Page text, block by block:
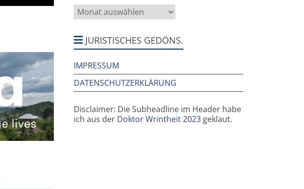
Was
früher
warJURISTISCHES GEDÖNS.
IMPRESSUM
DATENSCHUTZERKLÄRUNG
Disclaimer: Die Subheadline im Header habe
ich aus der Doktor Wrintheit 2023 geklaut.